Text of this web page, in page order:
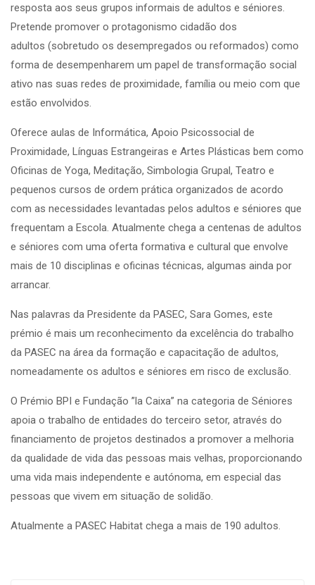
resposta aos seus grupos informais de adultos e séniores.
Pretende promover o protagonismo cidadão dos
adultos (sobretudo os desempregados ou reformados) como
forma de desempenharem um papel de transformação social
ativo nas suas redes de proximidade, família ou meio com que
estão envolvidos.
Oferece aulas de Informática, Apoio Psicossocial de
Proximidade, Línguas Estrangeiras e Artes Plásticas bem como
Oficinas de Yoga, Meditação, Simbologia Grupal, Teatro e
pequenos cursos de ordem prática organizados de acordo
com as necessidades levantadas pelos adultos e séniores que
frequentam a Escola. Atualmente chega a centenas de adultos
e séniores com uma oferta formativa e cultural que envolve
mais de 10 disciplinas e oficinas técnicas, algumas ainda por
arrancar.
Nas palavras da Presidente da PASEC, Sara Gomes, este
prémio é mais um reconhecimento da excelência do trabalho
da PASEC na área da formação e capacitação de adultos,
nomeadamente os adultos e séniores em risco de exclusão.
O Prémio BPI e Fundação ”la Caixa” na categoria de Séniores
apoia o trabalho de entidades do terceiro setor, através do
financiamento de projetos destinados a promover a melhoria
da qualidade de vida das pessoas mais velhas, proporcionando
uma vida mais independente e autónoma, em especial das
pessoas que vivem em situação de solidão.
Atualmente a PASEC Habitat chega a mais de 190 adultos.